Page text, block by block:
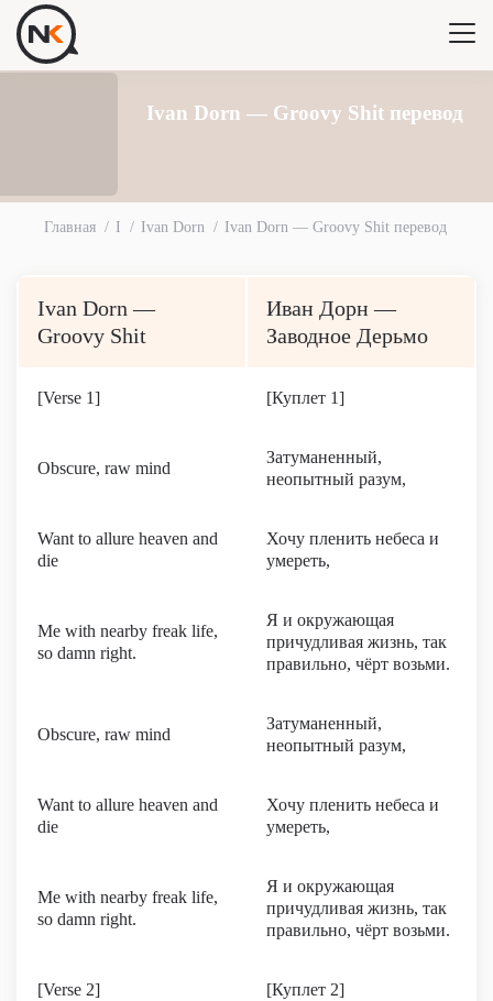
Ivan Dorn — Groovy Shit перевод
Главная I Ivan Dorn Ivan Dorn — Groovy Shit перевод
Ivan Dorn —
Groovy Shit
Иван Дорн —
Заводное Дерьмо
[Verse 1] [Куплет 1]
Obscure, raw mind
Затуманенный,
неопытный разум,
Want to allure heaven and
die
Хочу пленить небеса и
умереть,
Me with nearby freak life,
so damn right.
Я и окружающая
причудливая жизнь, так
правильно, чёрт возьми.
Obscure, raw mind
Затуманенный,
неопытный разум,
Want to allure heaven and
die
Хочу пленить небеса и
умереть,
Me with nearby freak life,
so damn right.
Я и окружающая
причудливая жизнь, так
правильно, чёрт возьми.
[Verse 2] [Куплет 2]